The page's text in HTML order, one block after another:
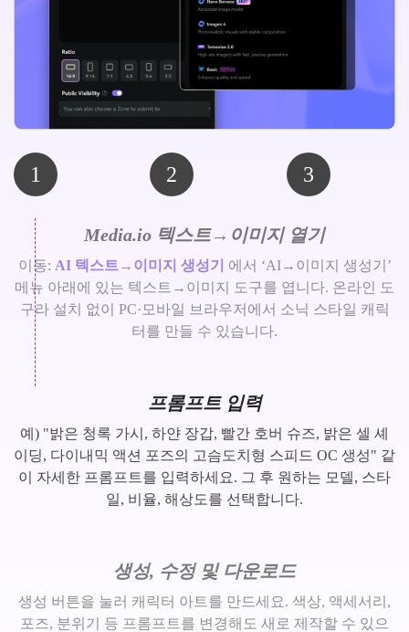
1 2 3
Media.io 텍스트→이미지 열기
이동: AI 텍스트→이미지 생성기
에서 ‘AI→이미지 생성기’
메뉴 아래에 있는 텍스트→이미지 도구를 엽니다. 온라인 도
구라 설치 없이 PC·모바일 브라우저에서 소닉 스타일 캐릭
터를 만들 수 있습니다.
프롬프트 입력
예) "밝은 청록 가시, 하얀 장갑, 빨간 호버 슈즈, 밝은 셀 셰
이딩, 다이내믹 액션 포즈의 고슴도치형 스피드 OC 생성" 같
이 자세한 프롬프트를 입력하세요. 그 후 원하는 모델, 스타
일, 비율, 해상도를 선택합니다.
생성, 수정 및 다운로드
생성 버튼을 눌러 캐릭터 아트를 만드세요. 색상, 액세서리,
포즈, 분위기 등 프롬프트를 변경해도 새로 제작할 수 있으